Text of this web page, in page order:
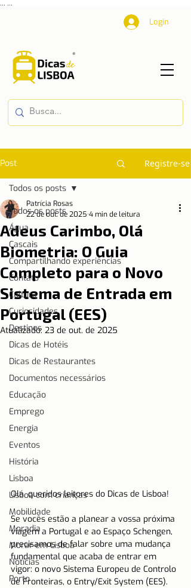
Login
Post Registre-se
Todos os posts
Água
Cascais
Compartilhando experiências
Contato
Cultura
Curiosidades
Destinos
Dicas de Hotéis
Dicas de Restaurantes
Documentos necessários
Educação
Emprego
Energia
Eventos
História
Lisboa
Lisboa com crianças
Mobilidade
Moradia
Morar em Lisboa
Notícias
Porto
Todos os posts
Adeus Carimbo, Olá
Biometria: O Guia
Completo para o Novo
Sistema de Entrada em
Portugal (EES)
Patrícia Rosas
22 de out. de 2025 4 min de leitura
Atualizado: 23 de out. de 2025
Olá, queridos leitores do Dicas de Lisboa!
Se vocês estão a planear a vossa próxima
viagem a Portugal e ao Espaço Schengen,
precisamos de falar sobre uma mudança
fundamental que acaba de entrar em
vigor: o novo Sistema Europeu de Controlo
de Fronteiras, o Entry/Exit System (EES).